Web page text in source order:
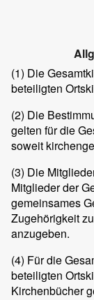
(1) Die
beteiligten
(2) Die
gelten für die
soweit
(3) Die
Mitglieder der
gemeinsames
Zugehörigkeit
anzugeben.
(4) Für die
beteiligten
Kirchenbücher